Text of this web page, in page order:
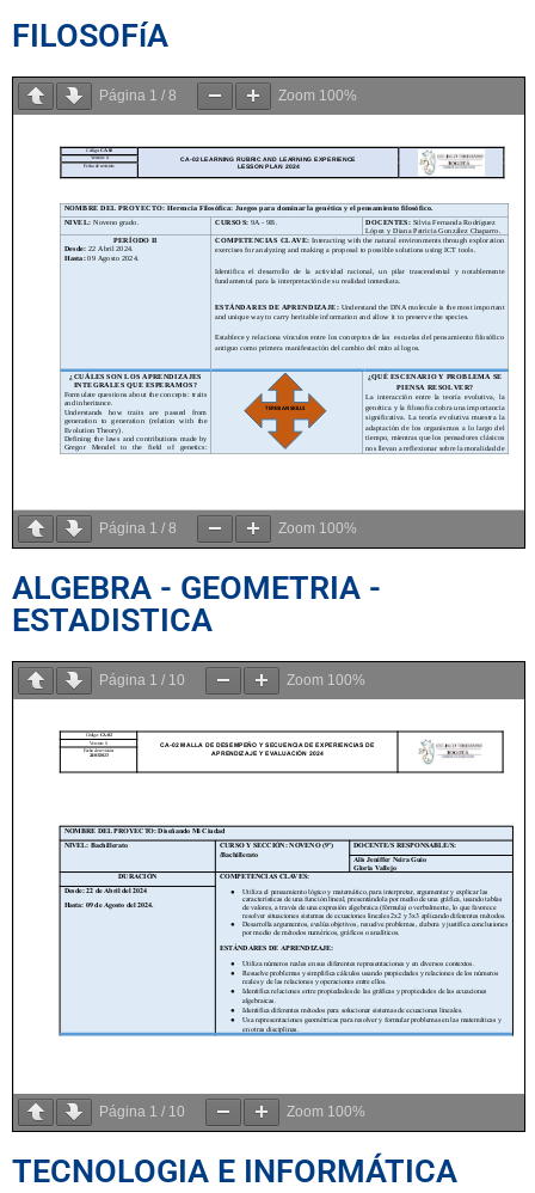
FILOSOFíA
Página 1 / 8 Zoom 100%
Página 1 / 8 Zoom 100%
ALGEBRA - GEOMETRIA -
ESTADISTICA
Página 1 / 10 Zoom 100%
Página 1 / 10 Zoom 100%
TECNOLOGIA E INFORMÁTICA